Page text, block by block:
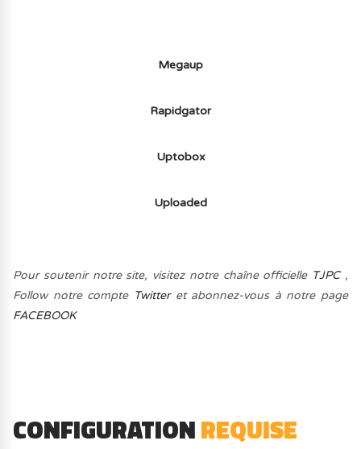
Megaup
Rapidgator
Uptobox
Uploaded
Pour soutenir notre site, visitez notre chaîne officielle TJPC,
Follow notre compte Twitteret abonnez-vous à notre page
FACEBOOK
CONFIGURATIONREQUISE